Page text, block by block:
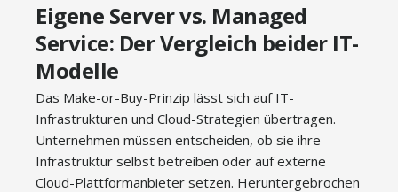
Eigene Server vs. Managed
Service: Der Vergleich beider IT-
Modelle
Das Make-or-Buy-Prinzip lässt sich auf IT-
Infrastrukturen und Cloud-Strategien übertragen.
Unternehmen müssen entscheiden, ob sie ihre
Infrastruktur selbst betreiben oder auf externe
Cloud-Plattformanbieter setzen. Heruntergebrochen